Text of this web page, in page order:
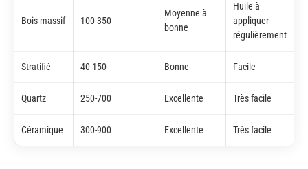
Bois massif 100-350
Moyenne à
bonne
Huile à
appliquer
régulièrement
Stratifié 40-150 Bonne Facile
Quartz 250-700 Excellente Très facile
Céramique 300-900 Excellente Très facile